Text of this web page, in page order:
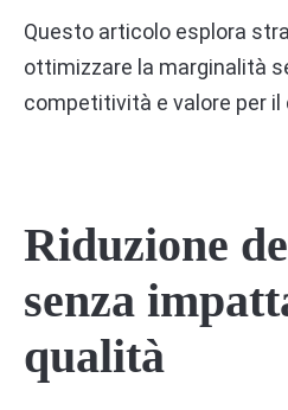
Questo articolo esplora
ottimizzare la marginalità
competitività e valore per il
Riduzione
senza
qualità